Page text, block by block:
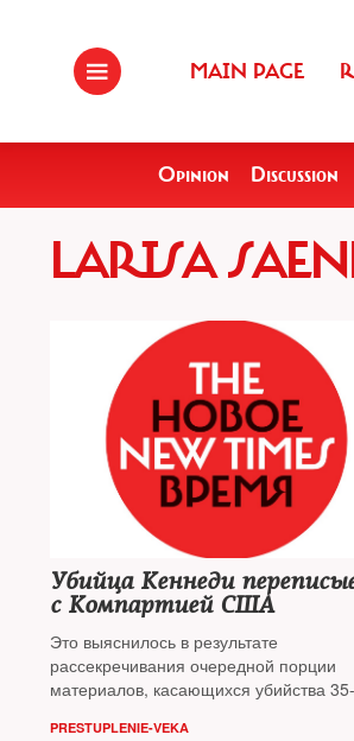
MAIN PAGE
Opinion Discussion
LARISA
Убийца Кеннеди
с Компартией США
Это выяснилось в результате
рассекречивания очередной порции
материалов, касающихся убийства
PRESTUPLENIE-VEKA